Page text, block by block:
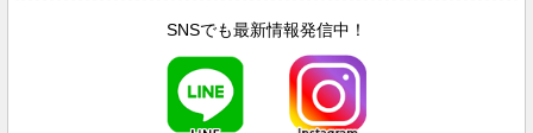
SNSでも最新情報発信中！